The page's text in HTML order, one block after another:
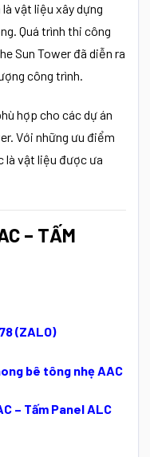
vật liệu xây dựng
Quá trình thi công
Sun Tower đã diễn ra
công trình.
hợp cho các dự án
Với những ưu điểm
là vật liệu được ưa
– TẤM
(ZALO)
bê tông nhẹ AAC
– Tấm Panel ALC